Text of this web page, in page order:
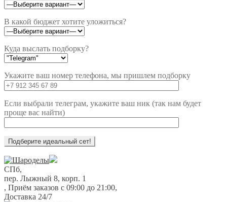
В какой бюджет хотите уложиться?
Куда выслать подборку?
Укажите ваш номер телефона, мы пришлем подборку
Если выбрали телеграм, укажите ваш ник (так нам будет
проще вас найти)
Перейти
к
навигации
Перейти
к
содержимому
СПб,
пер. Лыжный 8, корп. 1
, Приём заказов с 09:00 до 21:00,
Доставка 24/7